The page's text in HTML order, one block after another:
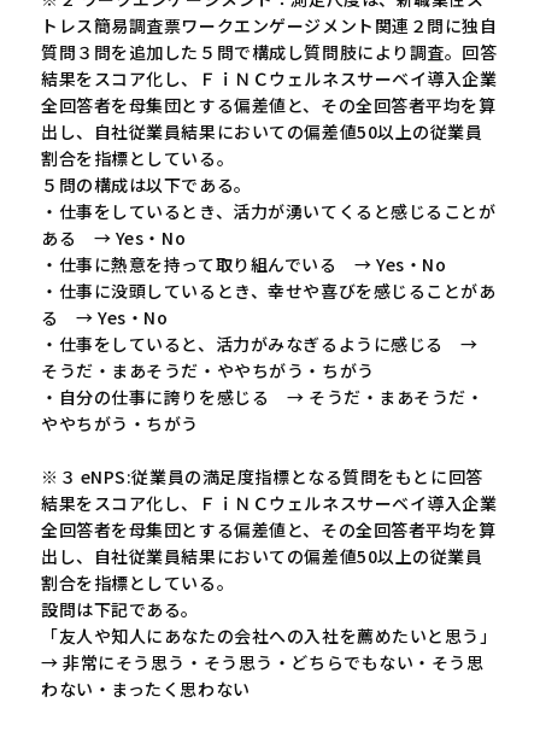
トレス簡易調査票ワークエンゲージメント関連２問に独自
質問３問を追加した５問で構成し質問肢により調査。回答
結果をスコア化し、ＦｉＮＣウェルネスサーベイ導入企業
全回答者を母集団とする偏差値と、その全回答者平均を算
出し、自社従業員結果においての偏差値50以上の従業員
割合を指標としている。
５問の構成は以下である。
・仕事をしているとき、活力が湧いてくると感じることが
ある → Yes・No
・仕事に熱意を持って取り組んでいる → Yes・No
・仕事に没頭しているとき、幸せや喜びを感じることがあ
る → Yes・No
・仕事をしていると、活力がみなぎるように感じる →
そうだ・まあそうだ・ややちがう・ちがう
・自分の仕事に誇りを感じる → そうだ・まあそうだ・
ややちがう・ちがう
※３ eNPS:従業員の満足度指標となる質問をもとに回答
結果をスコア化し、ＦｉＮＣウェルネスサーベイ導入企業
全回答者を母集団とする偏差値と、その全回答者平均を算
出し、自社従業員結果においての偏差値50以上の従業員
割合を指標としている。
設問は下記である。
「友人や知人にあなたの会社への入社を薦めたいと思う」
→ 非常にそう思う・そう思う・どちらでもない・そう思
わない・まったく思わない